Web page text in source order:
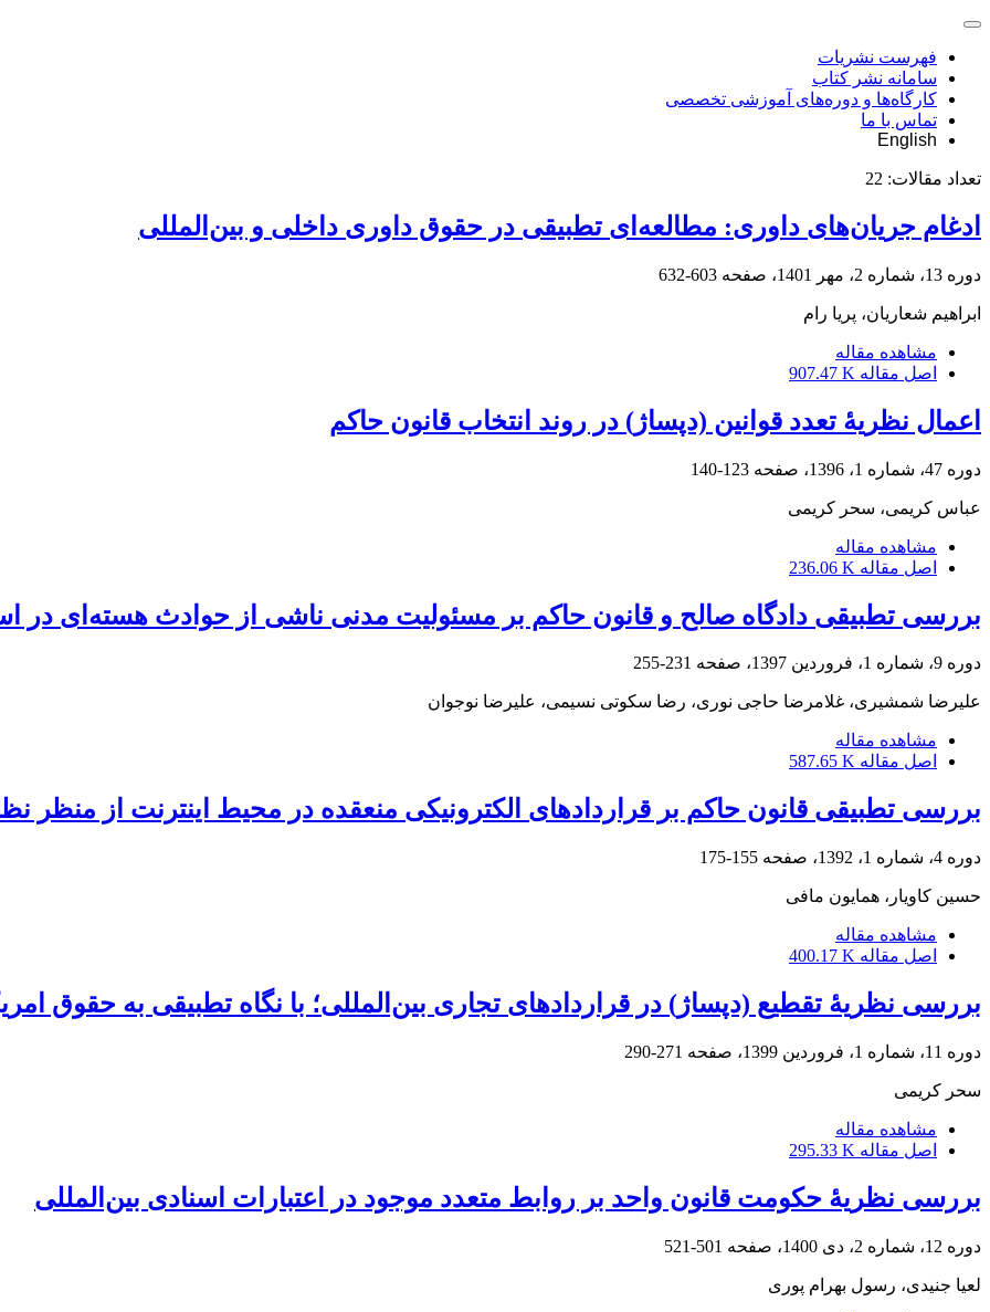
فهرست نشریات
سامانه نشر کتاب
کارگاه‌ها و دوره‌های آموزشی تخصصی
تماس با ما
English
تعداد مقالات: 22
ادغام جریان‌های داوری: مطالعه‌ای تطبیقی در حقوق داوری داخلی و بین‌المللی
دوره 13، شماره 2، مهر 1401، صفحه 603-632
ابراهیم شعاریان، پریا رام
مشاهده مقاله
اصل مقاله 907.47 K
اعمال نظریۀ تعدد قوانین (دپساژ) در روند انتخاب قانون حاکم
دوره 47، شماره 1، 1396، صفحه 123-140
عباس کریمی، سحر کریمی
مشاهده مقاله
اصل مقاله 236.06 K
بررسی تطبیقی دادگاه صالح و قانون حاکم بر مسئولیت مدنی ناشی از حوادث هسته‌ای در
دوره 9، شماره 1، فروردین 1397، صفحه 231-255
علیرضا شمشیری، غلامرضا حاجی نوری، رضا سکوتی نسیمی، علیرضا نوجوان
مشاهده مقاله
اصل مقاله 587.65 K
بررسی تطبیقی قانون حاکم بر قراردادهای الکترونیکی منعقده در محیط اینترنت از منظر
دوره 4، شماره 1، 1392، صفحه 155-175
حسین کاویار، همایون مافی
مشاهده مقاله
اصل مقاله 400.17 K
بررسی نظریۀ تقطیع (دپساژ) در قراردادهای تجاری بین‌المللی؛ با نگاه تطبیقی به حقوق
دوره 11، شماره 1، فروردین 1399، صفحه 271-290
سحر کریمی
مشاهده مقاله
اصل مقاله 295.33 K
بررسی نظریۀ حکومت قانون واحد بر روابط متعدد موجود در اعتبارات اسنادی بین‌المللی
دوره 12، شماره 2، دی 1400، صفحه 501-521
لعیا جنیدی، رسول بهرام پوری